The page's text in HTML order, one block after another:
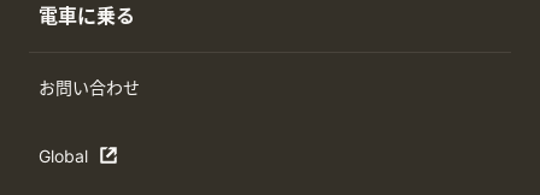
電車に乗る
お問い合わせ
Global